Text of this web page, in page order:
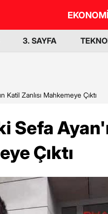
EKONOMİ
3. SAYFA
Katil Zanlısı Mahkemeye Çıktı
Sefa
Çıktı